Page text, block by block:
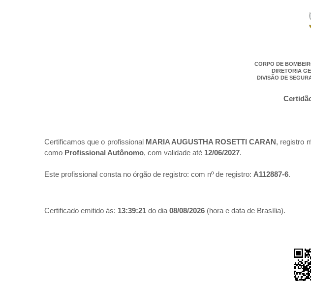
CORPO DE
DIRETORIA
DIVISÃO DE
Certificamos que o profissional MARIA AUGUSTHA ROSETTI CARAN, registro
como Profissional Autônomo, com validade até 12/06/2027.
Este profissional consta no órgão de registro: com nº de registro: A112887-6.
Certificado emitido às: 13:39:21 do dia 08/08/2026 (hora e data de Brasília).